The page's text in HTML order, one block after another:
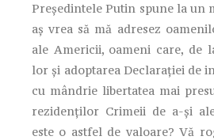
Președintele Putin spune la un
aș vrea să mă adresez
ale Americii, oameni care, de
lor și adoptarea Declarației de
cu mândrie libertatea mai
rezidenților Crimeii de a-și
este o astfel de valoare? Vă